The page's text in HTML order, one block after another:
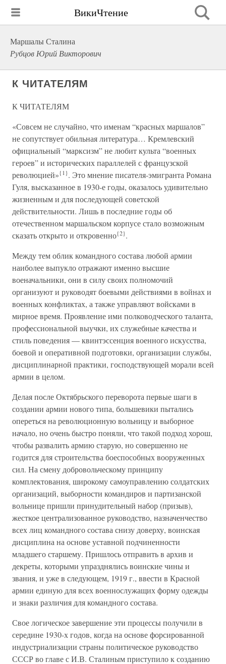
ВикиЧтение
Маршалы Сталина
Рубцов Юрий Викторович
К ЧИТАТЕЛЯМ
К ЧИТАТЕЛЯМ
«Совсем не случайно, что именам “красных маршалов”
не сопутствует обильная литература… Кремлевский
официальный “марксизм” не любит культа “военных
героев” и исторических параллелей с французской
революцией»{1}. Это мнение писателя-эмигранта Романа
Гуля, высказанное в 1930-е годы, оказалось удивительно
жизненным и для последующей советской
действительности. Лишь в последние годы об
отечественном маршальском корпусе стало возможным
сказать открыто и откровенно{2}.
Между тем облик командного состава любой армии
наиболее выпукло отражают именно высшие
военачальники, они в силу своих полномочий
организуют и руководят боевыми действиями в войнах и
военных конфликтах, а также управляют войсками в
мирное время. Проявление ими полководческого таланта,
профессиональной выучки, их служебные качества и
стиль поведения — квинтэссенция военного искусства,
боевой и оперативной подготовки, организации службы,
дисциплинарной практики, господствующей морали всей
армии в целом.
Делая после Октябрьского переворота первые шаги в
создании армии нового типа, большевики пытались
опереться на революционную вольницу и выборное
начало, но очень быстро поняли, что такой подход хорош,
чтобы развалить армию старую, но совершенно не
годится для строительства боеспособных вооруженных
сил. На смену добровольческому принципу
комплектования, широкому самоуправлению солдатских
организаций, выборности командиров и партизанской
вольнице пришли принудительный набор (призыв),
жесткое централизованное руководство, назначенчество
всех лиц командного состава снизу доверху, воинская
дисциплина на основе уставной подчиненности
младшего старшему. Пришлось отправить в архив и
декреты, которыми упразднялись воинские чины и
звания, и уже в следующем, 1919 г., ввести в Красной
армии единую для всех военнослужащих форму одежды
и знаки различия для командного состава.
Свое логическое завершение эти процессы получили в
середине 1930-х годов, когда на основе форсированной
индустриализации страны политическое руководство
СССР во главе с И.В. Сталиным приступило к созданию